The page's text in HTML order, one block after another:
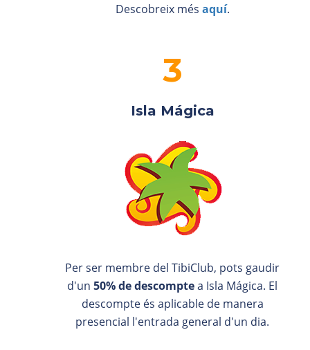
Descobreix més aquí.
Isla Mágica
Per ser membre del TibiClub, pots gaudir
d'un 50% de descomptea Isla Mágica. El
descompte és aplicable de manera
presencial l'entrada general d'un dia.